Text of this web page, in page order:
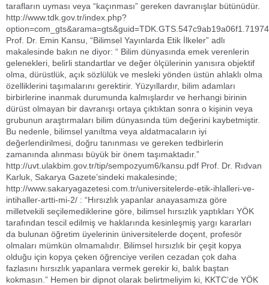
tarafların uyması veya “kaçınması” gereken davranışlar bütünüdür.
http://www.tdk.gov.tr/index.php?
Prof. Dr. Emin Kansu, “Bilimsel Yayınlarda Etik İlkeler” adlı
makalesinde bakın ne diyor: “ Bilim dünyasında emek verenlerin
gelenekleri, belirli standartlar ve değer ölçülerinin yanısıra objektif
olma, dürüstlük, açık sözlülük ve mesleki yönden üstün ahlaklı olma
özelliklerini taşımalarını gerektirir. Yüzyıllardır, bilim adamları
birbirlerine inanmak durumunda kalmışlardır ve herhangi birinin
dürüst olmayan bir davranışı ortaya çıktıktan sonra o kişinin veya
grubunun araştırmaları bilim dünyasında tüm değerini kaybetmiştir.
Bu nedenle, bilimsel yanıltma veya aldatmacaların iyi
değerlendirilmesi, doğru tanınması ve gereken tedbirlerin
zamanında alınması büyük bir önem taşımaktadır.”
http://uvt.ulakbim.gov.tr/tip/sempozyum6/kansu.pdf Prof. Dr. Rıdvan
Karluk, Sakarya Gazete’sindeki makalesinde;
http://www.sakaryagazetesi.com.tr/universitelerde-etik-ihlalleri-ve-
intihaller-artti-mi-2/ : “Hırsızlık yapanlar anayasamıza göre
milletvekili seçilemediklerine göre, bilimsel hırsızlık yaptıkları YÖK
tarafından tescil edilmiş ve haklarında kesinleşmiş yargı kararları
da bulunan öğretim üyelerinin üniversitelerde doçent, profesör
olmaları mümkün olmamalıdır. Bilimsel hırsızlık bir çeşit kopya
olduğu için kopya çeken öğrenciye verilen cezadan çok daha
fazlasını hırsızlık yapanlara vermek gerekir ki, balık baştan
kokmasın.” Hemen bir dipnot olarak belirtmeliyim ki, KKTC’de YÖK